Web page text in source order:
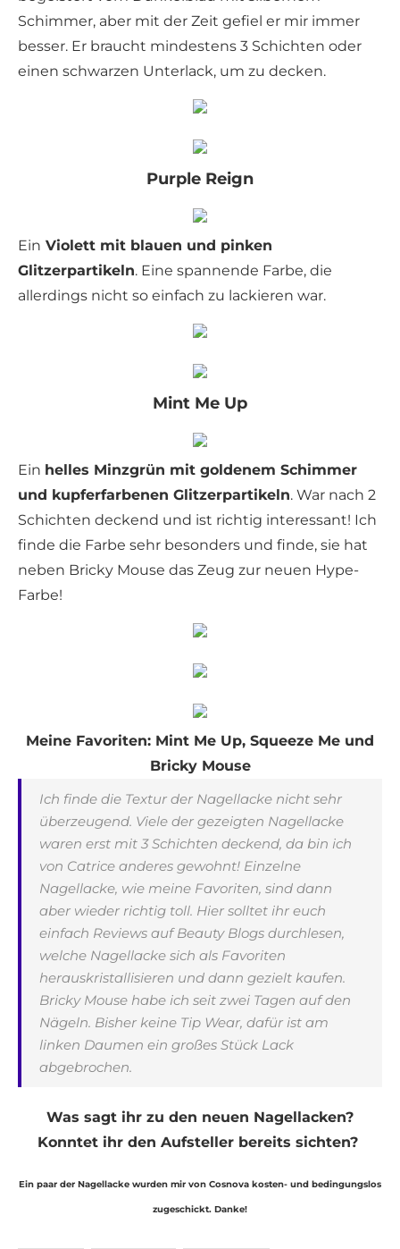
Schimmer, aber mit der Zeit gefiel er mir immer
besser. Er braucht mindestens 3 Schichten oder
einen schwarzen Unterlack, um zu decken.
Purple Reign
Ein Violett mit blauen und pinken
Glitzerpartikeln. Eine spannende Farbe, die
allerdings nicht so einfach zu lackieren war.
Mint Me Up
Ein helles Minzgrün mit goldenem Schimmer
und kupferfarbenen Glitzerpartikeln. War nach 2
Schichten deckend und ist richtig interessant! Ich
finde die Farbe sehr besonders und finde, sie hat
neben Bricky Mouse das Zeug zur neuen Hype-
Farbe!
Meine Favoriten: Mint Me Up, Squeeze Me und
Bricky Mouse
Ich finde die Textur der Nagellacke nicht sehr
überzeugend. Viele der gezeigten Nagellacke
waren erst mit 3 Schichten deckend, da bin ich
von Catrice anderes gewohnt! Einzelne
Nagellacke, wie meine Favoriten, sind dann
aber wieder richtig toll. Hier solltet ihr euch
einfach Reviews auf Beauty Blogs durchlesen,
welche Nagellacke sich als Favoriten
herauskristallisieren und dann gezielt kaufen.
Bricky Mouse habe ich seit zwei Tagen auf den
Nägeln. Bisher keine Tip Wear, dafür ist am
linken Daumen ein großes Stück Lack
abgebrochen.
Was sagt ihr zu den neuen Nagellacken?
Konntet ihr den Aufsteller bereits sichten?
Ein paar der Nagellacke wurden mir von Cosnova kosten- und bedingungslos
zugeschickt. Danke!